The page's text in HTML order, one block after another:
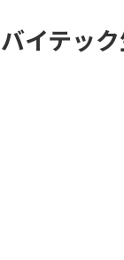
バイテッ